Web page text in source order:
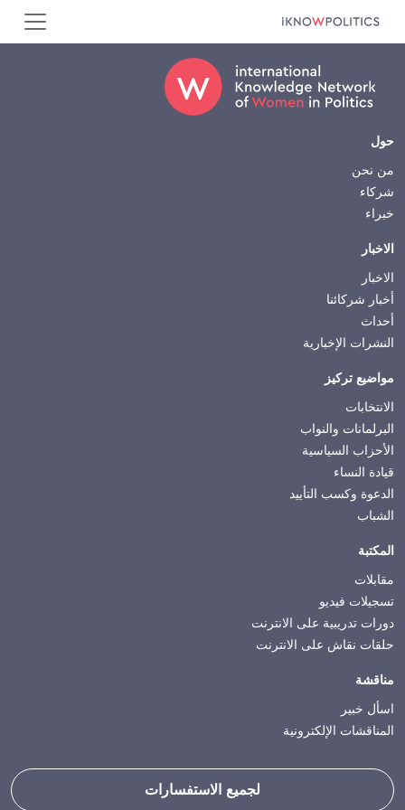
Footer
حول
من نحن
شركاء
خبراء
الاخبار
الاخبار
أخبار شركائنا
أحداث
النشرات الإخبارية
مواضيع تركيز
الانتخابات
البرلمانات والنواب
الأحزاب السياسية
قيادة النساء
الدعوة وكسب التأييد
الشباب
المكتبة
مقابلات
تسجيلات فيديو
دورات تدريبية على الانترنت
حلقات نقاش على الانترنت
مناقشة
اسأل خبير
المناقشات الإلكترونية
لجميع الاستفسارات